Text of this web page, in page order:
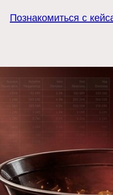
Познакомиться с